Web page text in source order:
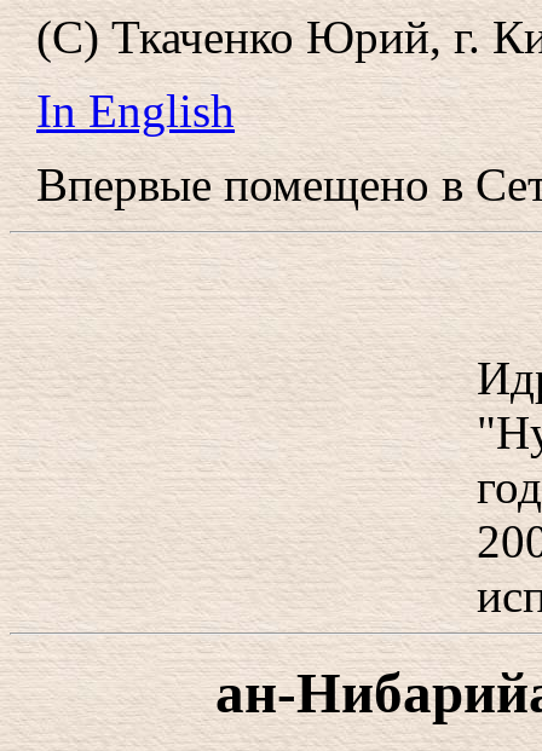
(С) Ткаченко Юрий, г.
In English
Впервые помещено в
ан-